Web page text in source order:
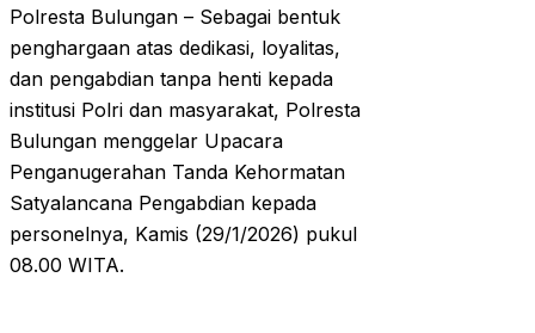
Polresta Bulungan – Sebagai bentuk
penghargaan atas dedikasi, loyalitas,
dan pengabdian tanpa henti kepada
institusi Polri dan masyarakat, Polresta
Bulungan menggelar Upacara
Penganugerahan Tanda Kehormatan
Satyalancana Pengabdian kepada
personelnya, Kamis (29/1/2026) pukul
08.00 WITA.